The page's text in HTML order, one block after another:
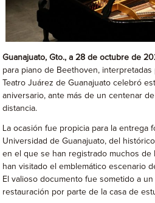
Guanajuato, Gto., a 28 de octubre de
para piano de Beethoven, interpretadas
Teatro Juárez de Guanajuato celebró
aniversario, ante más de un centenar
distancia.
La ocasión fue propicia para la entrega
Universidad de Guanajuato, del
en el que se han registrado muchos de
han visitado el emblemático escenario
El valioso documento fue sometido a
restauración por parte de la casa de